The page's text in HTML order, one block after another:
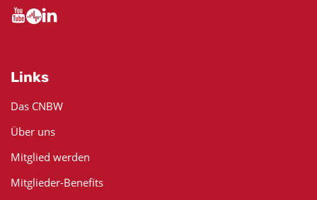
Links
Das CNBW
Über uns
Mitglied werden
Mitglieder-Benefits